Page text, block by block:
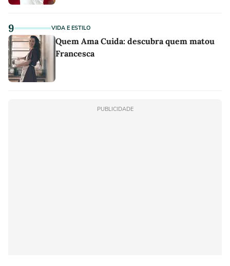
9 VIDA E ESTILO
Quem Ama Cuida: descubra quem matou
Francesca
PUBLICIDADE